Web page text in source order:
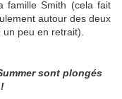
famille Smith (cela fait
autour des deux
peu en retrait).
sont plongés